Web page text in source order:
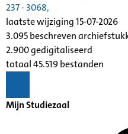
237 - 3068,
laatste wijziging 15-07-2026
3.095 beschreven
2.900 gedigitaliseerd
totaal 45.519 bestanden
Mijn Studiezaal